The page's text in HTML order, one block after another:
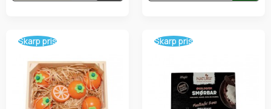
Skarp pris Skarp pris